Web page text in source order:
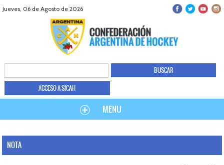
Jueves, 06 de Agosto de 2026
ACCESO A SICAH
MENU
NOTA